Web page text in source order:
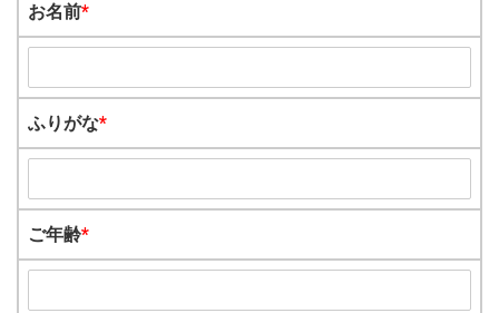
お名前*
ふりがな*
ご年齢*